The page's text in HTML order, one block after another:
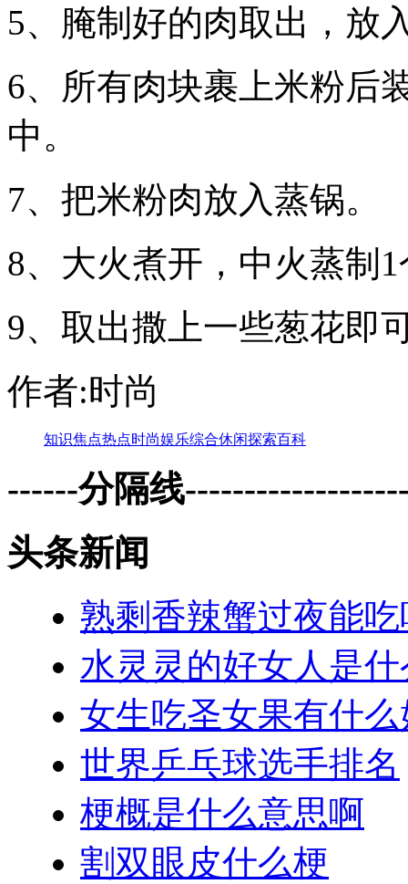
5、腌制好的肉取出，放
6、所有肉块裹上米粉后
中。
7、把米粉肉放入蒸锅。
8、大火煮开，中火蒸制
9、取出撒上一些葱花即
作者:时尚
知识焦点热点时尚娱乐综合休闲探索百科
------分隔线
头条新闻
熟剩香辣蟹过夜能吃
水灵灵的好女人是
女生吃圣女果有什
世界乒乓球选手排名
梗概是什么意思啊
割双眼皮什么梗